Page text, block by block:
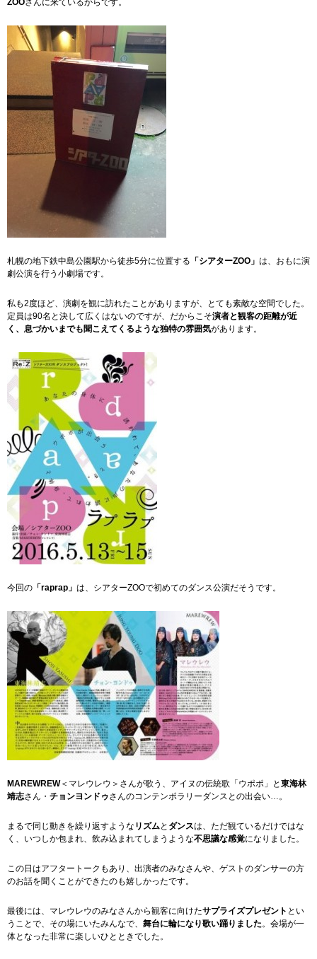
ZOOさんに来ているからです。
札幌の地下鉄中島公園駅から徒歩5分に位置する 「シアターZOO」 は、おもに演
劇公演を行う小劇場です。
私も2度ほど、演劇を観に訪れたことがありますが、とても素敵な空間でした。
定員は90名と決して広くはないのですが、だからこそ演者と観客の距離が近
く、息づかいまでも聞こえてくるような独特の雰囲気があります。
今回の 「raprap」 は、シアターZOOで初めてのダンス公演だそうです。
MAREWREW＜マレウレウ＞さんが歌う、アイヌの伝統歌「ウポポ」と東海林
靖志さん・ チョンヨンドゥさんのコンテンポラリーダンスとの出会い…。
まるで同じ動きを繰り返すような リズムと ダンスは、ただ観ているだけではな
く、いつしか包まれ、飲み込まれてしまうような不思議な感覚になりました。
この日はアフタートークもあり、出演者のみなさんや、ゲストのダンサーの方
のお話を聞くことができたのも嬉しかったです。
最後には、マレウレウのみなさんから観客に向けたサプライズプレゼント とい
うことで、その場にいたみんなで、 舞台に輪になり歌い踊りました。会場が一
体となった非常に楽しいひとときでした。